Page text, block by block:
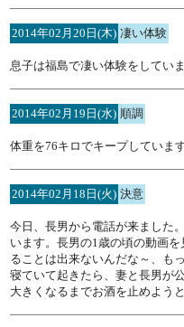
2014年02月20日(木) 凄い体験
息子は福島で凄い体験をしてい
2014年02月19日(水) 順調
体重を76キロでキープしていま
2014年02月18日(火) 決意
今日、長男から電話が来ました
います。長男の1歳の頃の動画
ることは出来ないんだな～、も
寝ていて起きたら、妻と長男が
大きくなるまでお酒を止めよう